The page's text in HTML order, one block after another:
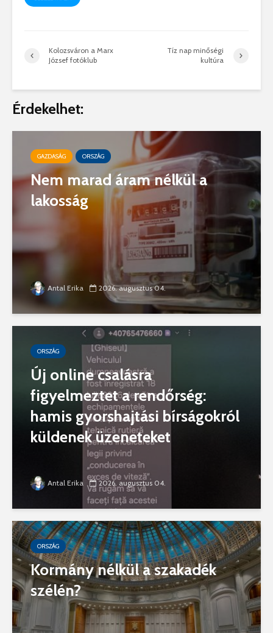
Kolozsváron a Marx
József fotóklub
Tíz nap minőségi
kultúra
Érdekelhet:
GAZDASÁG ORSZÁG
Nem marad áram nélkül a
lakosság
Antal Erika 2026. augusztus 04.
ORSZÁG
Új online csalásra
figyelmeztet a rendőrség:
hamis gyorshajtási bírságokról
küldenek üzeneteket
Antal Erika 2026. augusztus 04.
ORSZÁG
Kormány nélkül a szakadék
szélén?